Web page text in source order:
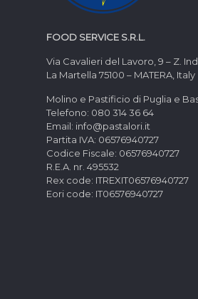
FOOD SERVICE S.R.L.
Via Cavalieri del Lavoro, 9 – Z. Ind.
La Martella 75100 – MATERA, Italy
Molino e Pastificio di Puglia e
Telefono: 080 314 36 64
Email: info@pastalori.it
Partita IVA: 06576940727
Codice Fiscale: 06576940727
R.E.A. nr. 495532
Rex code: ITREXIT06576940727
Eori code: IT06576940727